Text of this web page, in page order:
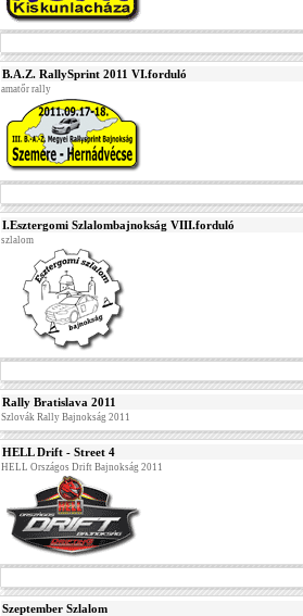
B.A.Z. RallySprint 2011 VI.forduló
amatőr rally
I.Esztergomi Szlalombajnokság VIII.forduló
szlalom
Rally Bratislava 2011
Szlovák Rally Bajnokság 2011
HELL Drift - Street 4
HELL Országos Drift Bajnokság 2011
Szeptember Szlalom